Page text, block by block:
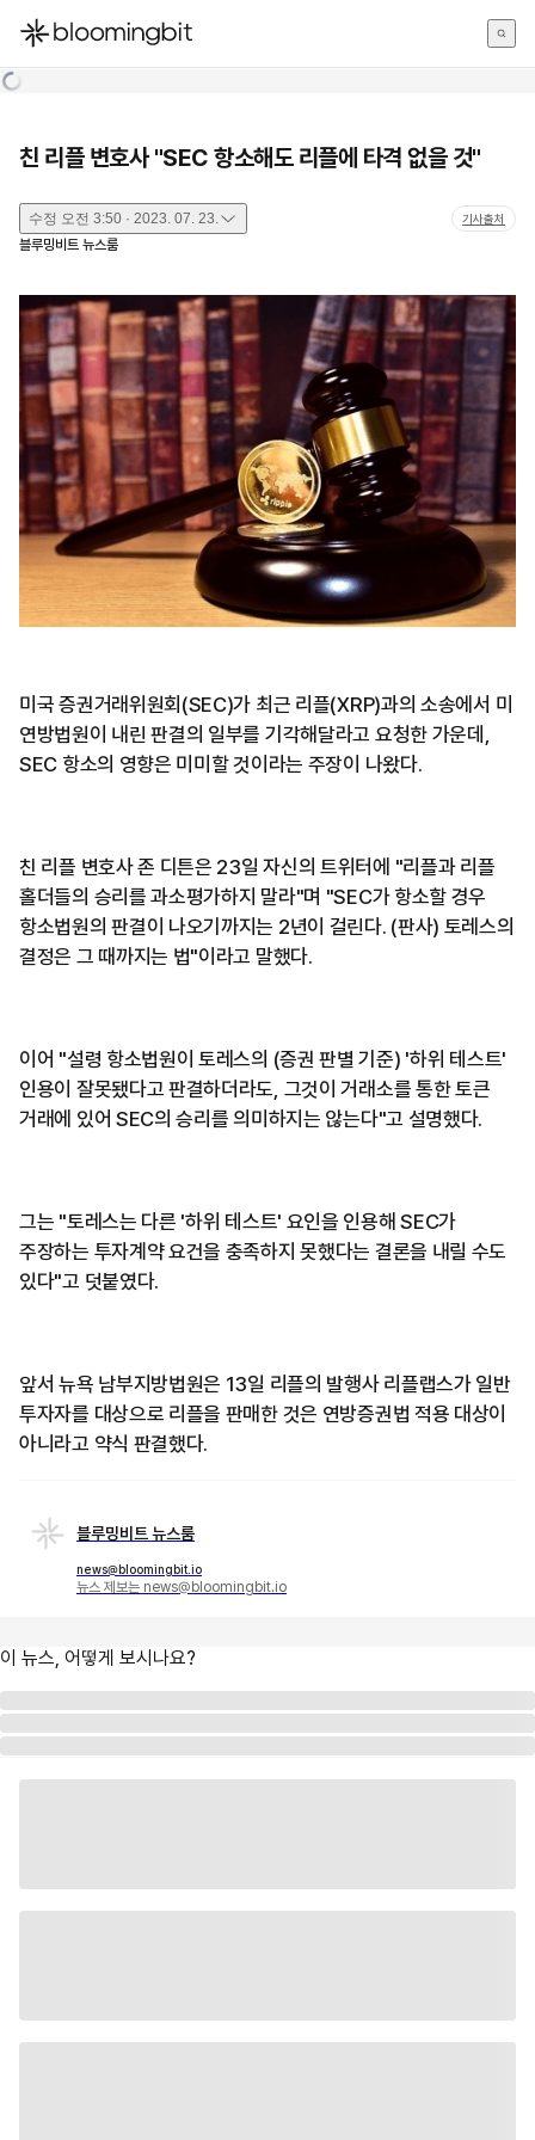
한국어
친 리플 변호사 "SEC 항소해도 리플에 타격 없을 것"
수정 오전 3:50 · 2023. 07. 23. 기사출처
블루밍비트 뉴스룸
미국 증권거래위원회(SEC)가 최근 리플(XRP)과의 소송에서 미
연방법원이 내린 판결의 일부를 기각해달라고 요청한 가운데,
SEC 항소의 영향은 미미할 것이라는 주장이 나왔다.
친 리플 변호사 존 디튼은 23일 자신의 트위터에 "리플과 리플
홀더들의 승리를 과소평가하지 말라"며 "SEC가 항소할 경우
항소법원의 판결이 나오기까지는 2년이 걸린다. (판사) 토레스의
결정은 그 때까지는 법"이라고 말했다.
이어 "설령 항소법원이 토레스의 (증권 판별 기준) '하위 테스트'
인용이 잘못됐다고 판결하더라도, 그것이 거래소를 통한 토큰
거래에 있어 SEC의 승리를 의미하지는 않는다"고 설명했다.
그는 "토레스는 다른 '하위 테스트' 요인을 인용해 SEC가
주장하는 투자계약 요건을 충족하지 못했다는 결론을 내릴 수도
있다"고 덧붙였다.
앞서 뉴욕 남부지방법원은 13일 리플의 발행사 리플랩스가 일반
투자자를 대상으로 리플을 판매한 것은 연방증권법 적용 대상이
아니라고 약식 판결했다.
블루밍비트 뉴스룸
news@bloomingbit.io
뉴스 제보는 news@bloomingbit.io
이 뉴스, 어떻게 보시나요?